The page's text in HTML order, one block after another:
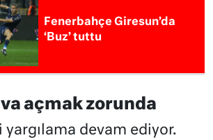
Fenerbahçe Giresun’da
‘Buz’ tuttu
açmak zorunda
yargılama devam ediyor.